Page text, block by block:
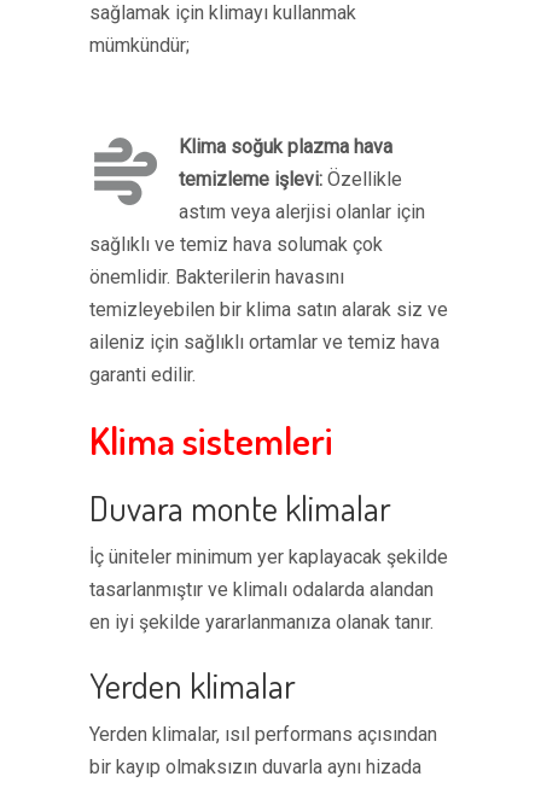
sağlamak için klimayı kullanmak
mümkündür;
Klima soğuk plazma hava
temizleme işlevi: Özellikle
astım veya alerjisi olanlar için
sağlıklı ve temiz hava solumak çok
önemlidir. Bakterilerin havasını
temizleyebilen bir klima satın alarak siz ve
aileniz için sağlıklı ortamlar ve temiz hava
garanti edilir.
Klima sistemleri
Duvara monte klimalar
İç üniteler minimum yer kaplayacak şekilde
tasarlanmıştır ve klimalı odalarda alandan
en iyi şekilde yararlanmanıza olanak tanır.
Yerden klimalar
Yerden klimalar, ısıl performans açısından
bir kayıp olmaksızın duvarla aynı hizada